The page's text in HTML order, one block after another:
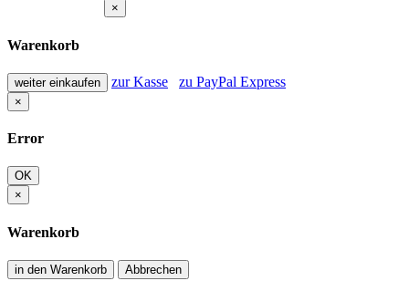
×
Warenkorb
weiter einkaufen zur Kasse zu PayPal Express
×
Error
OK
×
Warenkorb
in den Warenkorb Abbrechen